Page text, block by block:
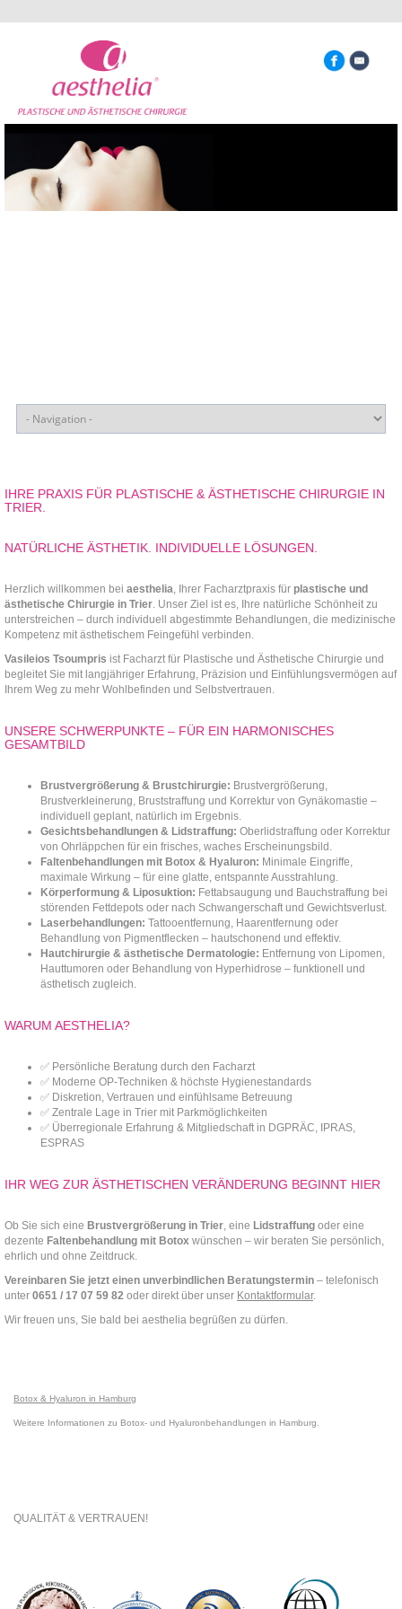
IHRE PRAXIS FÜR PLASTISCHE & ÄSTHETISCHE CHIRURGIE IN
TRIER.
NATÜRLICHE ÄSTHETIK. INDIVIDUELLE LÖSUNGEN.
Herzlich willkommen bei aesthelia , Ihrer Facharztpraxis für plastische und
ästhetische Chirurgie in Trier . Unser Ziel ist es, Ihre natürliche Schönheit zu
unterstreichen – durch individuell abgestimmte Behandlungen, die medizinische
Kompetenz mit ästhetischem Feingefühl verbinden.
Vasileios Tsoumpris ist Facharzt für Plastische und Ästhetische Chirurgie und
begleitet Sie mit langjähriger Erfahrung, Präzision und Einfühlungsvermögen auf
Ihrem Weg zu mehr Wohlbefinden und Selbstvertrauen.
UNSERE SCHWERPUNKTE – FÜR EIN HARMONISCHES
GESAMTBILD
Brustvergrößerung & Brustchirurgie: Brustvergrößerung,
Brustverkleinerung, Bruststraffung und Korrektur von Gynäkomastie –
individuell geplant, natürlich im Ergebnis.
Gesichtsbehandlungen & Lidstraffung: Oberlidstraffung oder Korrektur
von Ohrläppchen für ein frisches, waches Erscheinungsbild.
Faltenbehandlungen mit Botox & Hyaluron: Minimale Eingriffe,
maximale Wirkung – für eine glatte, entspannte Ausstrahlung.
Körperformung & Liposuktion: Fettabsaugung und Bauchstraffung bei
störenden Fettdepots oder nach Schwangerschaft und Gewichtsverlust.
Laserbehandlungen: Tattooentfernung, Haarentfernung oder
Behandlung von Pigmentflecken – hautschonend und effektiv.
Hautchirurgie & ästhetische Dermatologie: Entfernung von Lipomen,
Hauttumoren oder Behandlung von Hyperhidrose – funktionell und
ästhetisch zugleich.
WARUM AESTHELIA?
✅ Persönliche Beratung durch den Facharzt
✅ Moderne OP-Techniken & höchste Hygienestandards
✅ Diskretion, Vertrauen und einfühlsame Betreuung
✅ Zentrale Lage in Trier mit Parkmöglichkeiten
✅ Überregionale Erfahrung & Mitgliedschaft in DGPRÄC, IPRAS,
ESPRAS
IHR WEG ZUR ÄSTHETISCHEN VERÄNDERUNG BEGINNT HIER
Ob Sie sich eine Brustvergrößerung in Trier , eine Lidstraffung oder eine
dezente Faltenbehandlung mit Botox wünschen – wir beraten Sie persönlich,
ehrlich und ohne Zeitdruck.
Vereinbaren Sie jetzt einen unverbindlichen Beratungstermin – telefonisch
unter 0651 / 17 07 59 82 oder direkt über unser Kontaktformular.
Wir freuen uns, Sie bald bei aesthelia begrüßen zu dürfen.
Botox & Hyaluron in Hamburg
Weitere Informationen zu Botox- und Hyaluronbehandlungen in Hamburg.
QUALITÄT & VERTRAUEN!